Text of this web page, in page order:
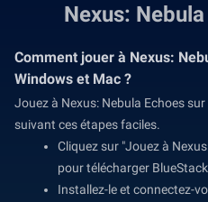
Nexus:
Comment jouer à Nexus:
Windows et Mac ?
Jouez à Nexus: Nebula Echoes
suivant ces étapes faciles.
Cliquez sur "Jouez à
pour télécharger
Installez-le et connectez-